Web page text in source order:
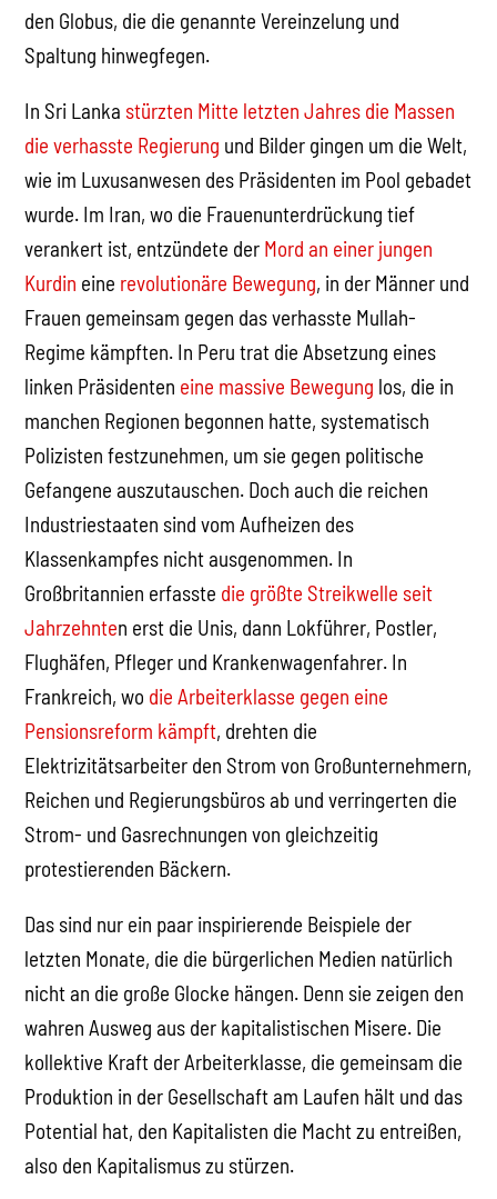
den Globus, die die genannte Vereinzelung und
Spaltung hinwegfegen.
In Sri Lanka stürzten Mitte letzten Jahres die Massen
die verhasste Regierung und Bilder gingen um die Welt,
wie im Luxusanwesen des Präsidenten im Pool gebadet
wurde. Im Iran, wo die Frauenunterdrückung tief
verankert ist, entzündete der Mord an einer jungen
Kurdin eine revolutionäre Bewegung, in der Männer und
Frauen gemeinsam gegen das verhasste Mullah-
Regime kämpften. In Peru trat die Absetzung eines
linken Präsidenten eine massive Bewegung los, die in
manchen Regionen begonnen hatte, systematisch
Polizisten festzunehmen, um sie gegen politische
Gefangene auszutauschen. Doch auch die reichen
Industriestaaten sind vom Aufheizen des
Klassenkampfes nicht ausgenommen. In
Großbritannien erfasste die größte Streikwelle seit
Jahrzehnten erst die Unis, dann Lokführer, Postler,
Flughäfen, Pfleger und Krankenwagenfahrer. In
Frankreich, wo die Arbeiterklasse gegen eine
Pensionsreform kämpft, drehten die
Elektrizitätsarbeiter den Strom von Großunternehmern,
Reichen und Regierungsbüros ab und verringerten die
Strom- und Gasrechnungen von gleichzeitig
protestierenden Bäckern.
Das sind nur ein paar inspirierende Beispiele der
letzten Monate, die die bürgerlichen Medien natürlich
nicht an die große Glocke hängen. Denn sie zeigen den
wahren Ausweg aus der kapitalistischen Misere. Die
kollektive Kraft der Arbeiterklasse, die gemeinsam die
Produktion in der Gesellschaft am Laufen hält und das
Potential hat, den Kapitalisten die Macht zu entreißen,
also den Kapitalismus zu stürzen.